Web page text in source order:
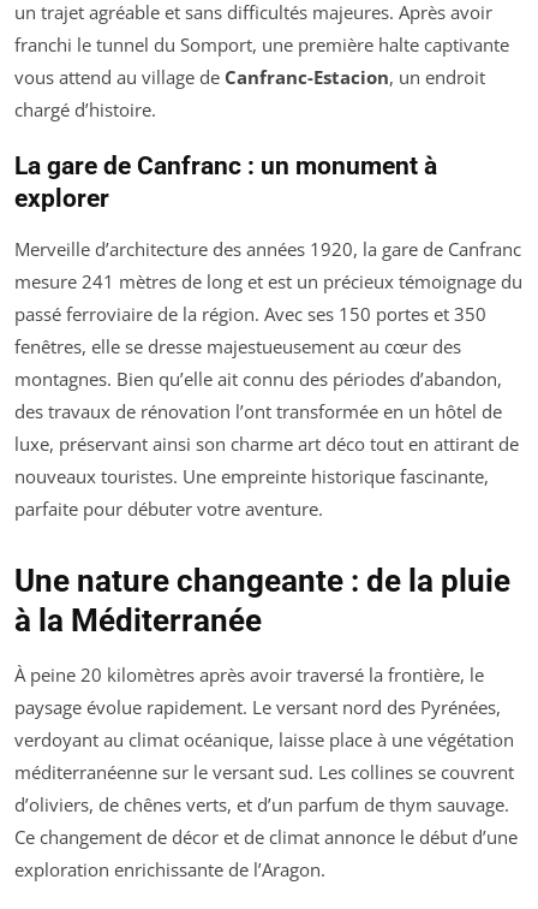
un trajet agréable et sans difficultés majeures. Après avoir
franchi le tunnel du Somport, une première halte captivante
vous attend au village de Canfranc-Estacion, un endroit
chargé d’histoire.
La gare de Canfranc : un monument à
explorer
Merveille d’architecture des années 1920, la gare de Canfranc
mesure 241 mètres de long et est un précieux témoignage du
passé ferroviaire de la région. Avec ses 150 portes et 350
fenêtres, elle se dresse majestueusement au cœur des
montagnes. Bien qu’elle ait connu des périodes d’abandon,
des travaux de rénovation l’ont transformée en un hôtel de
luxe, préservant ainsi son charme art déco tout en attirant de
nouveaux touristes. Une empreinte historique fascinante,
parfaite pour débuter votre aventure.
Une nature changeante : de la pluie
à la Méditerranée
À peine 20 kilomètres après avoir traversé la frontière, le
paysage évolue rapidement. Le versant nord des Pyrénées,
verdoyant au climat océanique, laisse place à une végétation
méditerranéenne sur le versant sud. Les collines se couvrent
d’oliviers, de chênes verts, et d’un parfum de thym sauvage.
Ce changement de décor et de climat annonce le début d’une
exploration enrichissante de l’Aragon.